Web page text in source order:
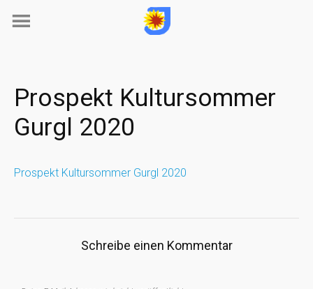
Prospekt Kultursommer
Gurgl 2020
Prospekt Kultursommer Gurgl 2020
Schreibe einen Kommentar